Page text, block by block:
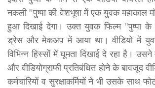
नकली ''पुष्पा की वेशभूषा में एक युवक महाकाल
हुआ दिखाई देगा। उक्त युवक फिल्म ''पुष्पा
ड्रेस और मेकअप में आया था। वीडियो में
विभिन्न हिस्सों में घूमता दिखाई दे रहा है। उसने
और वीडियोग्राफी प्रतिबंधित होने के बावजूद
कर्मचारियों व सुरक्षाकर्मियों ने भी उसके साथ